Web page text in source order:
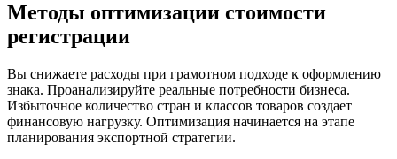
Методы оптимизации стоимости
регистрации
Вы снижаете расходы при грамотном подходе к оформлению
знака. Проанализируйте реальные потребности бизнеса.
Избыточное количество стран и классов товаров создает
финансовую нагрузку. Оптимизация начинается на этапе
планирования экспортной стратегии.